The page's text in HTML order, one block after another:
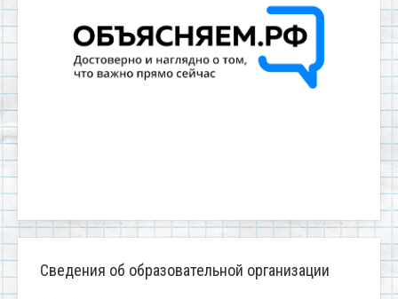
Сведения об образовательной организации